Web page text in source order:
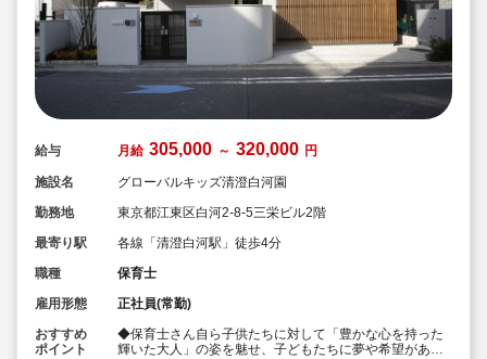
給与 月給 305,000 ～ 320,000 円
施設名
グローバルキッズ清澄白河園
勤務地
東京都江東区白河2-8-5三栄ビル2階
最寄り駅
各線「清澄白河駅」徒歩4分
職種
保育士
雇用形態
正社員(常勤)
おすすめ
ポイント
◆保育士さん自ら子供たちに対して「豊かな心を持った
輝いた大人」の姿を魅せ、子どもたちに夢や希望がある